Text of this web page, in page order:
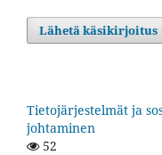
Lähetä käsikirjoitus
Tietojärjestelmät ja
johtaminen
52